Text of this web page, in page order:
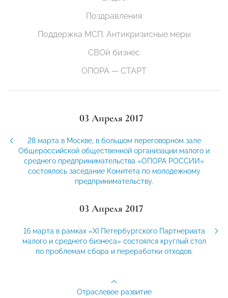
Поздравления
Поддержка МСП. Антикризисные меры
СВОй бизнес
ОПОРА — СТАРТ
03 Апреля 2017
28 марта в Москве, в большом переговорном зале
Общероссийской общественной организации малого и
среднего предпринимательства «ОПОРА РОССИИ»
состоялось заседание Комитета по молодежному
предпринимательству.
03 Апреля 2017
16 марта в рамках «XI Петербургского Партнериата
малого и среднего бизнеса» состоялся круглый стол
по проблемам сбора и переработки отходов.
Отраслевое развитие